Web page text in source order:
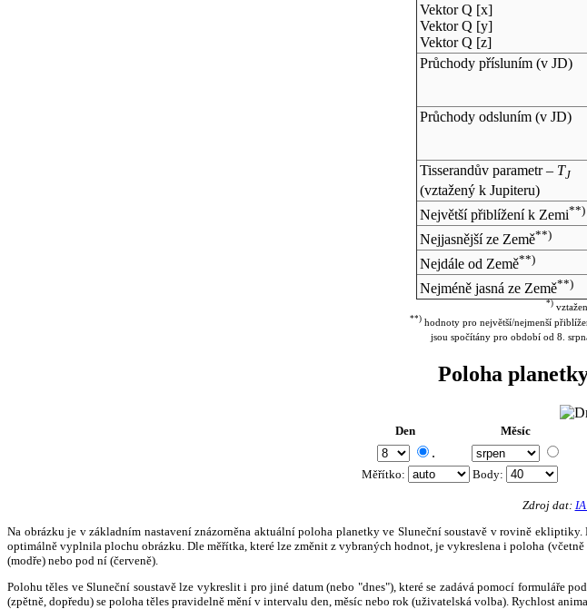
Vektor Q [x]
Vektor Q [y]
Vektor Q [z]
Průchody přísluním (v JD)
Průchody odsluním (v JD)
Tisserandův parametr – TJ
(vztažený k Jupiteru)
Největší přiblížení k Zemi**)
Nejjasnější ze Země**)
Nejdále od Země**)
Nejméně jasná ze Země**)
*)
**) hodnoty pro největší/nejmenší
jsou spočítány pro období od 8.
Poloha
Den Měsíc
.
Měřítko: Body:
Zdroj dat:
Na obrázku je v základním nastavení znázorněna aktuální poloha planetky ve Sluneční soustavě v rovině
optimálně vyplnila plochu obrázku. Dle měřítka, které lze změnit z vybraných hodnot, je vykreslena i poloha
(modře) nebo pod ní (červeně).
Polohu těles ve Sluneční soustavě lze vykreslit i pro jiné datum (nebo "dnes"), které se zadává pomocí formuláře
(zpětně, dopředu) se poloha těles pravidelně mění v intervalu den, měsíc nebo rok (uživatelská volba). Rychlost